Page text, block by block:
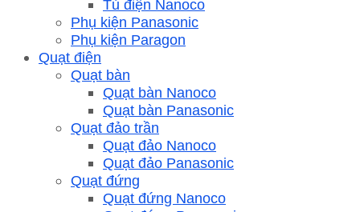
Tủ điện Nanoco
Phụ kiện Panasonic
Phụ kiện Paragon
Quạt điện
Quạt bàn
Quạt bàn Nanoco
Quạt bàn Panasonic
Quạt đảo trần
Quạt đảo Nanoco
Quạt đảo Panasonic
Quạt đứng
Quạt đứng Nanoco